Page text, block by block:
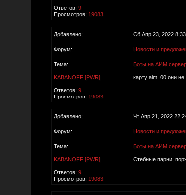
Ответов: 9
Просмотров: 19083
Добавлено: Сб Апр 23, 2022 8:33
Форум: Новости и
Тема: Боты на АИМ
KABANOFF [PWR]
Ответов: 9
Просмотров: 19083
карту aim_00 они не
Добавлено: Чт Апр 21, 2022
Форум: Новости и
Тема: Боты на АИМ
KABANOFF [PWR]
Ответов: 9
Просмотров: 19083
Стебные парни,